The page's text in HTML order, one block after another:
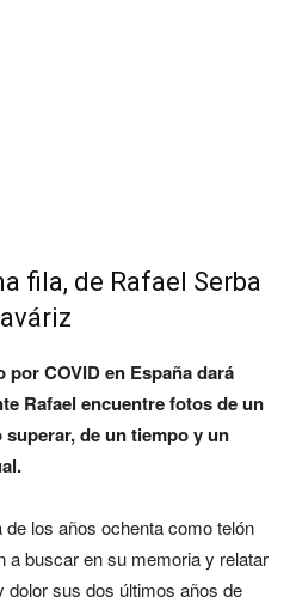
fila, de Rafael Serba
COVID en España dará
Rafael encuentre fotos de un
de un tiempo y un
los años ochenta como telón
a buscar en su memoria y relatar
sus dos últimos años de